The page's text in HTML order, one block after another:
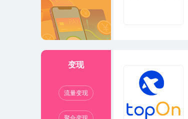
变现
流量变现